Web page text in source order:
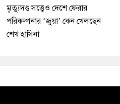
মৃত্যুদণ্ড সত্ত্বেও দেশে ফেরার
পরিকল্পনার ‘জুয়া’ কেন খেলছেন
শেখ হাসিনা